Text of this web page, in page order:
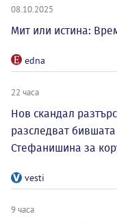
08.10.2025
Мит или истина:
edna
22 часа
Нов скандал
разследват
Стефанишина за
vesti
9 часа